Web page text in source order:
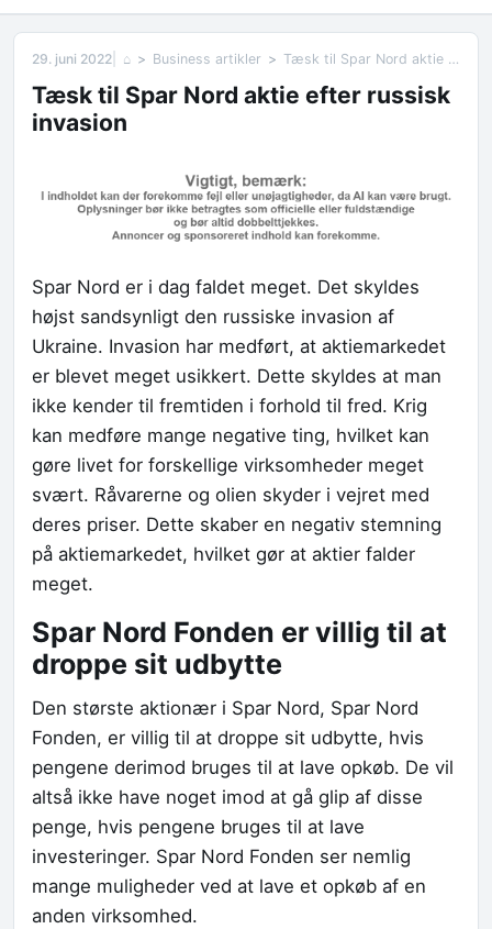
29. juni 2022 ⌂ Business artikler Tæsk til Spar Nord aktie efter russisk invasion
Tæsk til Spar Nord aktie efter russisk
invasion
Spar Nord er i dag faldet meget. Det skyldes
højst sandsynligt den russiske invasion af
Ukraine. Invasion har medført, at aktiemarkedet
er blevet meget usikkert. Dette skyldes at man
ikke kender til fremtiden i forhold til fred. Krig
kan medføre mange negative ting, hvilket kan
gøre livet for forskellige virksomheder meget
svært. Råvarerne og olien skyder i vejret med
deres priser. Dette skaber en negativ stemning
på aktiemarkedet, hvilket gør at aktier falder
meget.
Spar Nord Fonden er villig til at
droppe sit udbytte
Den største aktionær i Spar Nord, Spar Nord
Fonden, er villig til at droppe sit udbytte, hvis
pengene derimod bruges til at lave opkøb. De vil
altså ikke have noget imod at gå glip af disse
penge, hvis pengene bruges til at lave
investeringer. Spar Nord Fonden ser nemlig
mange muligheder ved at lave et opkøb af en
anden virksomhed.